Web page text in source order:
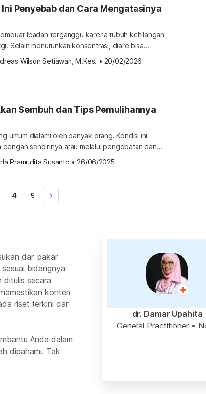
Ini Penyebab dan Cara Mengatasinya
ibadah terganggu karena tubuh kehilangan
Selain menurunkan konsentrasi, diare bisa
dehidrasi hingga gangguan elektrolit. Lalu, apa
dan apa yang bisa dilakukan untuk mencegahnya?
Mencret saat puasa disebabkan oleh berbagai hal,
Wilson Setiawan, M.Kes. • 20/02/2026
Sembuh dan Tips Pemulihannya
umum dialami oleh banyak orang. Kondisi ini
dengan sendirinya atau melalui pengobatan dan
bagaimana ciri-ciri diare akan sembuh? Ciri-ciri
merupakan gangguan pencernaan yang ditandai
anak […]
Pramudita Susanto • 26/06/2025
4 5
dari pakar
bidangnya
ditulis secara
konten
riset terkini dan
Anda dalam
dipahami. Tak
dr. Damar Upahita
General Practitioner•